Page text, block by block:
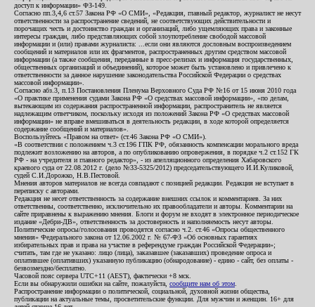
доступ к информации» ФЗ-149.
Согласно пп.3,4,6 ст.57 Закона РФ «О СМИ», «Редакция, главный редактор, журналист не несут
ответственности за распространение сведений, не соответствующих действительности и
порочащих честь и достоинство граждан и организаций, либо ущемляющих права и законные
интересы граждан, либо представляющих собой злоупотребление свободой массовой
информации и (или) правами журналиста: ...если они являются дословным воспроизведением
сообщений и материалов или их фрагментов, распространенных другим средством массовой
информации (а также сообщения, переданные в пресс-релизах и информация государственных,
общественных организаций и объединений), которое может быть установлено и привлечено к
ответственности за данное нарушение законодательства Российской Федерации о средствах
массовой информации».
Согласно абз.3, п.13 Постановления Пленума Верховного Суда РФ №16 от 15 июня 2010 года
«О практике применения судами Закона РФ «О средствах массовой информации», «по делам,
вытекающим из содержания распространенной информации, распространитель не является
надлежащим ответчиком, поскольку исходя из положений Закона РФ «О средствах массовой
информации» не вправе вмешиваться в деятельность редакции, в ходе которой определяется
содержание сообщений и материалов».
Воспользуйтесь «Правом на ответ» (ст.46 Закона РФ «О СМИ»).
«В соответствии с положением ч.3 ст.196 ГПК РФ, обязанность компенсации морального вреда
подлежит возложению на авторов, а по опубликованию опровержения, в порядке ч.2 ст.152 ГК
РФ - на учредителя и главного редактор», - из апелляционного определения Хабаровского
краевого суда от 22.08.2012 г. (дело №33-5325/2012) председательствующего И.И.Куликовой,
судей С.И.Дорожко, Н.В.Пестовой.
Мнения авторов материалов не всегда совпадают с позицией редакции. Редакция не вступает в
переписку с авторами.
Редакция не несет ответственность за содержание внешних ссылок и комментариев. За них
ответственны, соответственно, исключительно их правообладатели и авторы. Комментарии на
сайте приравнены к выражению мнения. Блоги и форум не входят в электронное периодическое
издание «Дебри-ДВ», ответственность за достоверность и наполняемость несут авторы.
Политические опросы/голосования проводятся согласно ч.2. ст.46 «Опросы общественного
мнения» Федерального закона от 12.06.2002 г. № 67-ФЗ «Об основных гарантиях
избирательных прав и права на участие в референдуме граждан Российской Федерации»;
считать, там где не указано: лицо (лица), заказавшее (заказавших) проведение опроса и
оплатившее (оплативших) указанную публикацию (обнародование) - едино - сайт, без оплаты -
безвозмездно/бесплатно.
Часовой пояс сервера UTC+11 (AEST), фактически +8 мск.
Если вы обнаружили ошибки на сайте, пожалуйста, сообщите нам об этом
Распространение информации о политической, социальной, духовной жизни общества,
публикации на актуальные темы, просветительские функции. Для мужчин и женщин. 16+ для